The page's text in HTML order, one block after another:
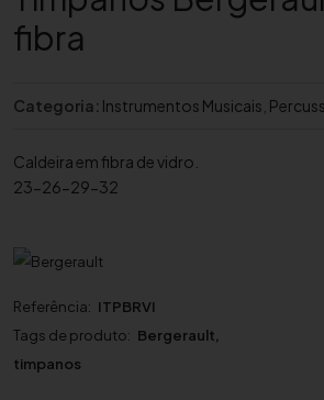
fibra
Categoria: Instrumentos Musicais
Caldeira em fibra de vidro.
23-26-29-32
Referência: ITPBRVI
Tags de produto: Bergerault,
timpanos